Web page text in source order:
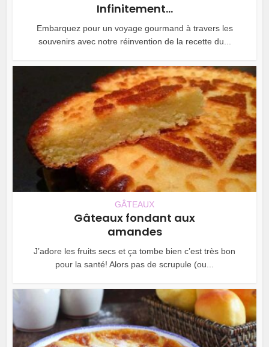
Infinitement...
Embarquez pour un voyage gourmand à travers les
souvenirs avec notre réinvention de la recette du...
GÂTEAUX
Gâteaux fondant aux
amandes
J’adore les fruits secs et ça tombe bien c’est très bon
pour la santé! Alors pas de scrupule (ou...